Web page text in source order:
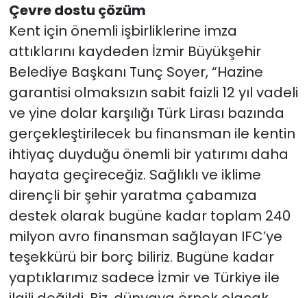
Çevre dostu çözüm
Kent için önemli işbirliklerine imza
attıklarını kaydeden İzmir Büyükşehir
Belediye Başkanı Tunç Soyer, “Hazine
garantisi olmaksızın sabit faizli 12 yıl vadeli
ve yine dolar karşılığı Türk Lirası bazında
gerçekleştirilecek bu finansman ile kentin
ihtiyaç duyduğu önemli bir yatırımı daha
hayata geçireceğiz. Sağlıklı ve iklime
dirençli bir şehir yaratma çabamıza
destek olarak bugüne kadar toplam 240
milyon avro finansman sağlayan IFC’ye
teşekkürü bir borç biliriz. Bugüne kadar
yaptıklarımız sadece İzmir ve Türkiye ile